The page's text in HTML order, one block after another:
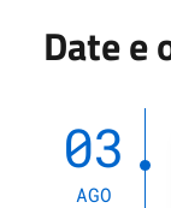
Date e
03
AGO